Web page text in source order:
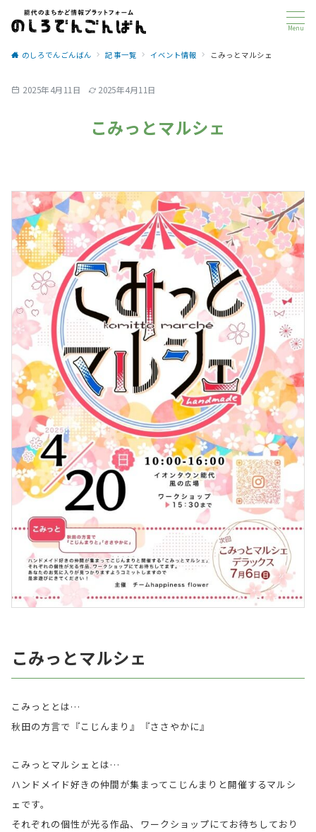
Menu
のしろでんごんばん 記事一覧 イベント情報 こみっとマルシェ
2025年4月11日 2025年4月11日
こみっとマルシェ
こみっとマルシェ
こみっととは…
秋田の方言で『こじんまり』『ささやかに』
こみっとマルシェとは…
ハンドメイド好きの仲間が集まってこじんまりと開催するマルシ
ェです。
それぞれの個性が光る作品、ワークショップにてお待ちしており